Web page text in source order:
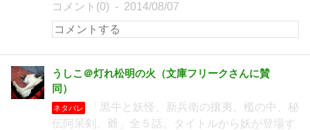
コメント(0) 2014/08/07
うしこ＠灯れ松明の火（文庫フリークさんに賛
同）
ネタバレ
「黒牛と妖怪、新兵衛の攘夷、檻の中、秘
伝阿呆剣、爺」全５話。タイトルから妖が登場す